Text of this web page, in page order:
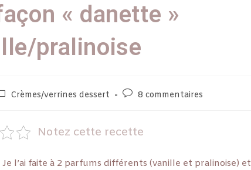
« danette »
pralinoise
Crèmes/verrines dessert 8 commentaires
Notez cette recette
l’ai faite à 2 parfums différents (vanille et pralinoise) et